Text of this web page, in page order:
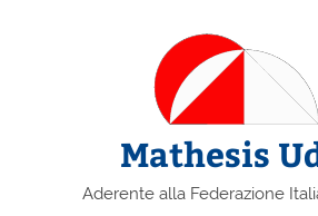
Mathesis
Aderente alla Federazione